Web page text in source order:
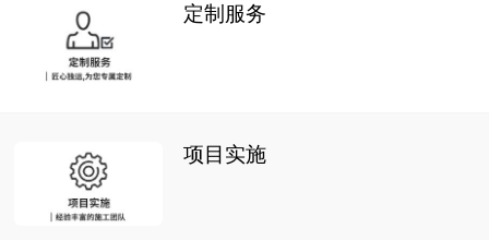
定制服务
项目实施